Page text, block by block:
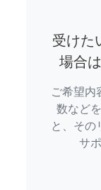
受けた
場合
ご希望内
数など
と、その
サ